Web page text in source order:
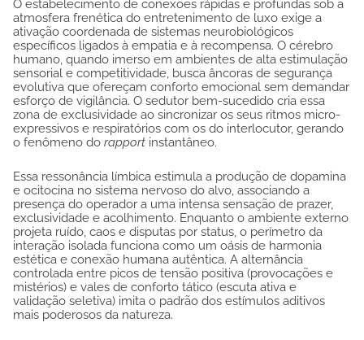
O estabelecimento de conexões rápidas e profundas sob a
atmosfera frenética do entretenimento de luxo exige a
ativação coordenada de sistemas neurobiológicos
específicos ligados à empatia e à recompensa. O cérebro
humano, quando imerso em ambientes de alta estimulação
sensorial e competitividade, busca âncoras de segurança
evolutiva que ofereçam conforto emocional sem demandar
esforço de vigilância. O sedutor bem-sucedido cria essa
zona de exclusividade ao sincronizar os seus ritmos micro-
expressivos e respiratórios com os do interlocutor, gerando
o fenômeno do rapport instantâneo.
Essa ressonância límbica estimula a produção de dopamina
e ocitocina no sistema nervoso do alvo, associando a
presença do operador a uma intensa sensação de prazer,
exclusividade e acolhimento. Enquanto o ambiente externo
projeta ruído, caos e disputas por status, o perímetro da
interação isolada funciona como um oásis de harmonia
estética e conexão humana autêntica. A alternância
controlada entre picos de tensão positiva (provocações e
mistérios) e vales de conforto tático (escuta ativa e
validação seletiva) imita o padrão dos estímulos aditivos
mais poderosos da natureza.